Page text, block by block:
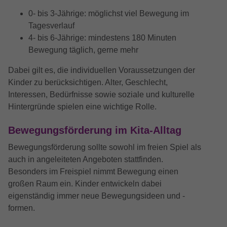
0‑ bis 3‑Jährige: möglichst viel Bewegung im
Tagesverlauf
4‑ bis 6‑Jährige: mindestens 180 Minuten
Bewegung täglich, gerne mehr
Dabei gilt es, die individuellen Voraussetzungen der
Kinder zu berücksichtigen. Alter, Geschlecht,
Interessen, Bedürfnisse sowie soziale und kulturelle
Hintergründe spielen eine wichtige Rolle.
Bewegungsförderung im Kita-Alltag
Bewegungsförderung sollte sowohl im freien Spiel als
auch in angeleiteten Angeboten stattfinden.
Besonders im Freispiel nimmt Bewegung einen
großen Raum ein. Kinder entwickeln dabei
eigenständig immer neue Bewegungsideen und -
formen.
Zweck
bei der Erstellung eines Analyseberichts
darüber, wie es der Website geht. Die
erhobenen Daten umfassen die Anzahl
der Besucher, die Quelle, aus der sie
anonymisierter Form.
Laufzeit 15 Minutes
Dieser Cookie wird von doubleclick.net
gesetzt, um zu prüfen, ob der Browser des
Nutzers Cookies unterstützt.
Name ReadSpeakerSettings
Anbieter
Laufzeit 4 Tage
Zweck
Speichert die Einstellungen vom
ReadSpeaker
Anbieter
House, Barrow Street, Dublin 4, Ireland)
Laufzeit 6 Monate
Zweck
bereitzustellen bzw. zu sperren.